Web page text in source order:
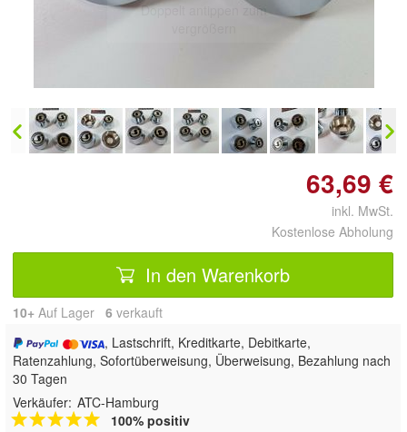
Doppelt antippen zum
63,69 €
inkl. MwSt.
Kostenlose Abholung
In den Warenkorb
10+ Auf Lager 6 verkauft
, Lastschrift, Kreditkarte, Debitkarte,
Ratenzahlung, Sofortüberweisung, Überweisung, Bezahlung nach
30 Tagen
Verkäufer: ATC-Hamburg
100% positiv